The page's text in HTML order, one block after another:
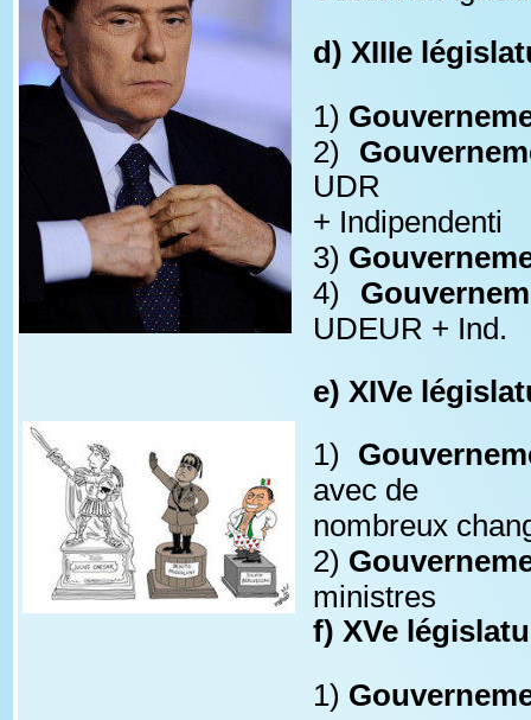
d) XIIIe
1)
2)
UDR
+ Indipendenti
3)
4)
UDEUR + Ind.
e) XIVe
1)
avec de
nombreux
2)
ministres
f) XVe
1)